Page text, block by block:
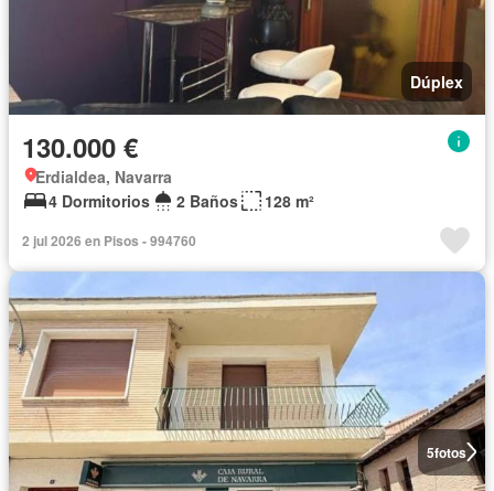
Dúplex
130.000 €
Erdialdea, Navarra
4 Dormitorios
2 Baños 128 m²
2 jul 2026 en Pisos - 994760
5fotos